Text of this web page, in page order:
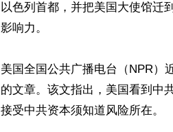
以色列首都，并把美国大使馆迁
影响力。
美国全国公共广播电台（NPR）
的文章。该文指出，美国看到中
接受中共资本须知道风险所在。